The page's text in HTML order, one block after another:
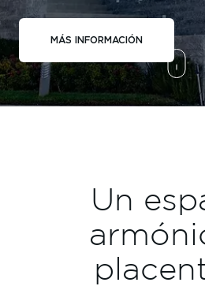
MÁS INFORMACIÓN
Un